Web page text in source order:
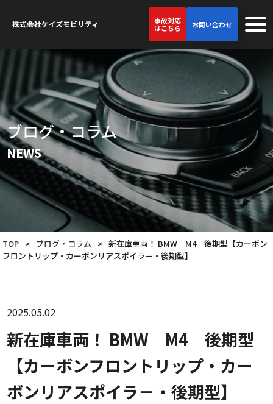
事故対応
はこちら
お問い合わせ
ブログ・コラム
NEWS
TOP > ブログ・コラム > 新在庫車両！ BMW M4 後期型【カーボン
フロントリップ・カーボンリアスポイラ－・後期型】
2025.05.02
新在庫車両！ BMW M4 後期型
【カーボンフロントリップ・カー
ボンリアスポイラ－・後期型】